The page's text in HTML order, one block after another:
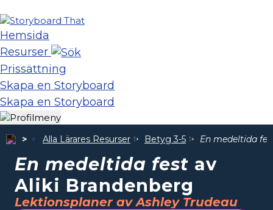
Hemsida
Resurser
Prissättning
Skapa en Storyboard
Skapa en Storyboard
Alla Lärares Resurser Betyg 3-5 En medeltida
En medeltida fest av
Aliki Brandenberg
Lektionsplaner av Ashley Trudeau